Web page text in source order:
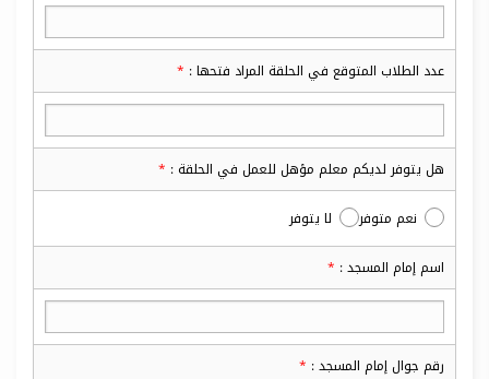
عدد الطلاب المتوقع في الحلقة المراد فتحها :
هل يتوفر لديكم معلم مؤهل للعمل في الحلقة :
نعم متوفر لا يتوفر
اسم إمام المسجد :
رقم جوال إمام المسجد :